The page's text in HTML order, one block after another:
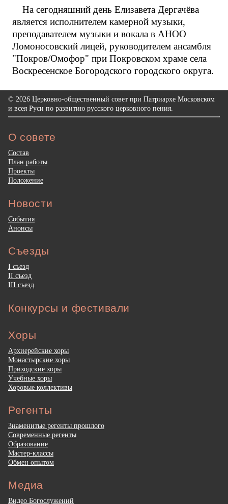
На сегодняшний день Елизавета Дергачёва
является исполнителем камерной музыки,
преподавателем музыки и вокала в АНОО
Ломоносовский лицей, руководителем ансамбля
"Покров/Омофор" при Покровском храме села
Воскресенское Богородского городского округа.
© 2026 Церковно-общественный совет при Патриархе Московском
и всея Руси по развитию русского церковного пения.
О совете
Состав
План работы
Проекты
Положение
Новости
События
Анонсы
Съезды
I съезд
II съезд
III съезд
Конкурсы и фестивали
Хоры
Архиерейские хоры
Монастырские хоры
Приходские хоры
Учебные хоры
Хоровые коллективы
Регенты
Знаменитые регенты прошлого
Современные регенты
Образование
Мастер-классы
Обмен опытом
Медиа
Видео Богослужений